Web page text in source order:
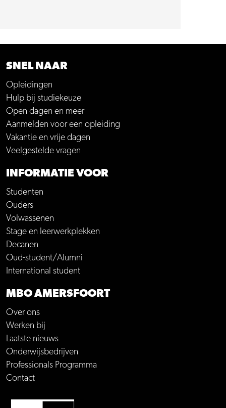
SNEL NAAR
Opleidingen
Hulp bij studiekeuze
Open dagen en meer
Aanmelden voor een opleiding
Vakantie en vrije dagen
Veelgestelde vragen
INFORMATIE VOOR
Studenten
Ouders
Volwassenen
Stage en leerwerkplekken
Decanen
Oud-student/Alumni
International student
MBO AMERSFOORT
Over ons
Werken bij
Laatste nieuws
Onderwijsbedrijven
Professionals Programma
Contact